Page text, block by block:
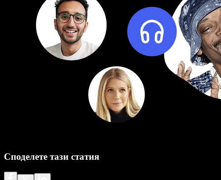
Споделете тази статия